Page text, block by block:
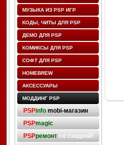
МУЗЫКА ИЗ PSP ИГР
КОДЫ, ЧИТЫ ДЛЯ PSP
ДЕМО ДЛЯ PSP
КОМИКСЫ ДЛЯ PSP
СОФТ ДЛЯ PSP
HOMEBREW
АКСЕССУАРЫ
МОДДИНГ PSP
PSPinfo mobi-магазин
PSPmagic
PSPремонтсо скидкой!